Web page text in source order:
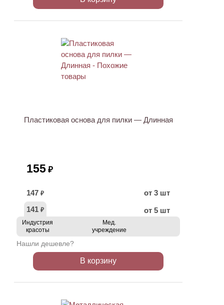
Пластиковая основа для пилки — Длинная
155 ₽
147 ₽
от 3 шт
141 ₽ от 5 шт
Индустрия
красоты
Мед.
учреждение
Нашли дешевле?
В корзину